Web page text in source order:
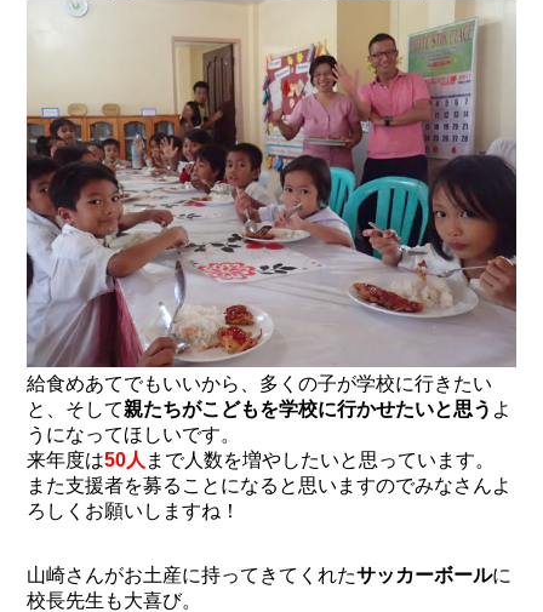
給食めあてでもいいから、多くの子が学校に行きたい
と、そして親たちがこどもを学校に行かせたいと思う よ
うになってほしいです。
来年度は50人 まで人数を増やしたいと思っています。
また支援者を募ることになると思いますのでみなさんよ
ろしくお願いしますね！
山崎さんがお土産に持ってきてくれたサッカーボールに
校長先生も大喜び。